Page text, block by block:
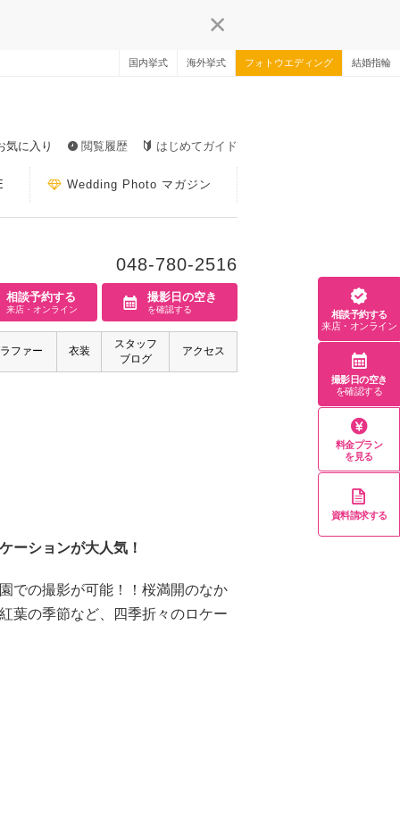
国内挙式 海外挙式 フォトウエディング 結婚指輪
気に入り 閲覧履歴 はじめてガイド
Wedding Photo マガジン
048-780-2516
相談予約する
来店・オンライン
撮影日の空き
を確認する
ファー 衣装
スタッフ
ブログ
アクセス
ーションが大人気！
での撮影が可能！！桜満開のなか
葉の季節など、四季折々のロケー
相談予約する
来店・オンライン
撮影日の空き
を確認する
料金プラン
を見る
資料請求する